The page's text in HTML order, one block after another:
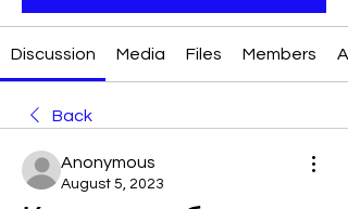
Discussion Media Files Members
Back
Anonymous
August 5, 2023